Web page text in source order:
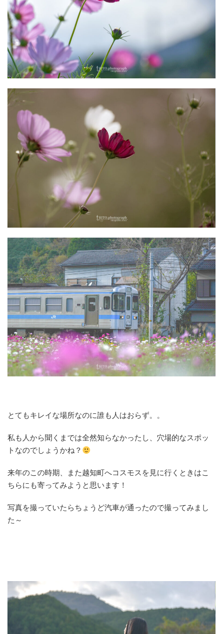
とてもキレイな場所なのに誰も人はおらず。。
私も人から聞くまでは全然知らなかったし、穴場的なスポッ
トなのでしょうかね？
来年のこの時期、また越知町へコスモスを見に行くときはこ
ちらにも寄ってみようと思います！
写真を撮っていたらちょうど汽車が通ったので撮ってみまし
た～